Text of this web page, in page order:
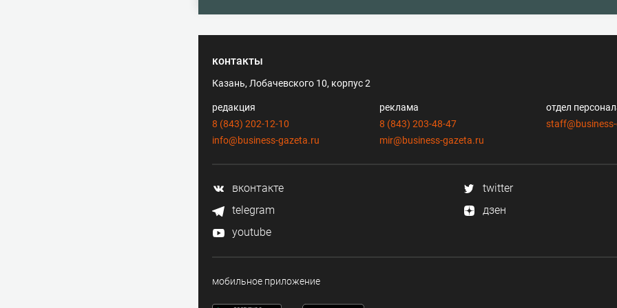
контакты
Казань, Лобачевского 10, корпус 2
редакция
8 (843) 202-12-10
info@business-gazeta.ru
реклама
8 (843) 203-48-47
mir@business-gazeta.ru
отдел
вконтакте
twitter
telegram
дзен
youtube
мобильное приложение